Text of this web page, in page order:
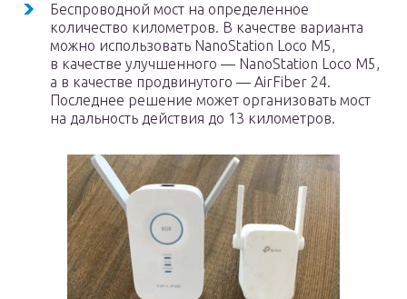
Беспроводной мост на определенное
количество километров. В качестве варианта
можно использовать NanoStation Loco M5,
в качестве улучшенного — NanoStation Loco M5,
а в качестве продвинутого — AirFiber 24.
Последнее решение может организовать мост
на дальность действия до 13 километров.